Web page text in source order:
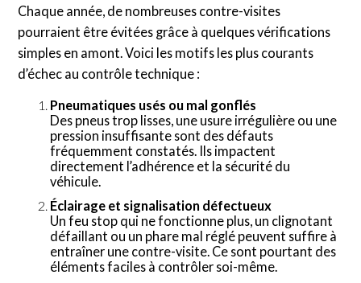
Chaque année, de nombreuses contre-visites
pourraient être évitées grâce à quelques vérifications
simples en amont. Voici les motifs les plus courants
d’échec au contrôle technique :
Pneumatiques usés ou mal gonflés
Des pneus trop lisses, une usure irrégulière ou une
pression insuffisante sont des défauts
fréquemment constatés. Ils impactent
directement l’adhérence et la sécurité du
véhicule.
Éclairage et signalisation défectueux
Un feu stop qui ne fonctionne plus, un clignotant
défaillant ou un phare mal réglé peuvent suffire à
entraîner une contre-visite. Ce sont pourtant des
éléments faciles à contrôler soi-même.